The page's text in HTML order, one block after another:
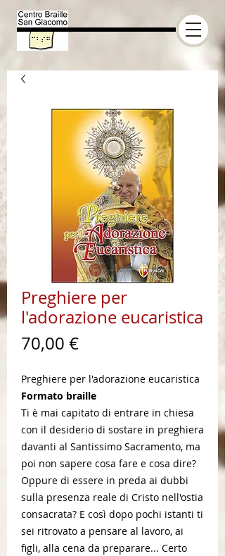
Preghiere per
l'adorazione eucaristica
70,00 €Prezzo
Preghiere per l'adorazione eucaristica
Formato braille
Ti è mai capitato di entrare in chiesa
con il desiderio di sostare in preghiera
davanti al Santissimo Sacramento, ma
poi non sapere cosa fare e cosa dire?
Oppure di essere in preda ai dubbi
sulla presenza reale di Cristo nell'ostia
consacrata? E così dopo pochi istanti ti
sei ritrovato a pensare al lavoro, ai
figli, alla cena da preparare... Certo